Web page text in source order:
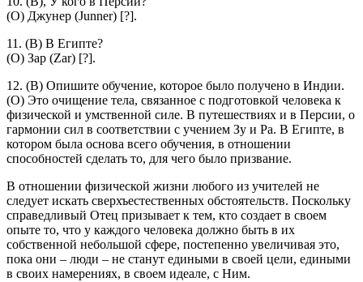
(О) Джунер (Junner) [?].
11. (В) В Египте?
(О) Зар (Zar) [?].
12. (В) Опишите обучение, которое было получено в Индии.
(О) Это очищение тела, связанное с подготовкой человека к
физической и умственной силе. В путешествиях и в Персии, о
гармонии сил в соответствии с учением Зу и Ра. В Египте, в
котором была основа всего обучения, в отношении
способностей сделать то, для чего было призвание.
В отношении физической жизни любого из учителей не
следует искать сверхъестественных обстоятельств. Поскольку
справедливый Отец призывает к тем, кто создает в своем
опыте то, что у каждого человека должно быть в их
собственной небольшой сфере, постепенно увеличивая это,
пока они – люди – не станут едиными в своей цели, едиными
в своих намерениях, в своем идеале, с Ним.